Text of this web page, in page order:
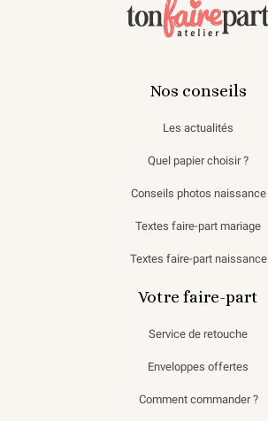
Nos conseils
Les actualités
Quel papier choisir ?
Conseils photos naissance
Textes faire-part mariage
Textes faire-part naissance
Votre faire-part
Service de retouche
Enveloppes offertes
Comment commander ?